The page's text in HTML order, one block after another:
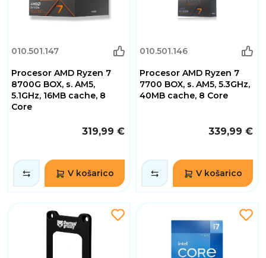
010.501.147
Procesor AMD Ryzen 7
8700G BOX, s. AM5,
5.1GHz, 16MB cache, 8
Core
319,99 €
V košarico
010.501.146
Procesor AMD Ryzen 7
7700 BOX, s. AM5, 5.3GHz,
40MB cache, 8 Core
339,99 €
V košarico